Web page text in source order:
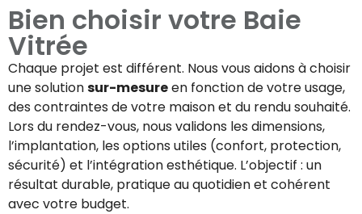
Bien choisir votre Baie
Vitrée
Chaque projet est différent. Nous vous aidons à choisir
une solutionsur-mesureen fonction de votre usage,
des contraintes de votre maison et du rendu souhaité.
Lors du rendez-vous, nous validons les dimensions,
l’implantation, les options utiles (confort, protection,
sécurité) et l’intégration esthétique. L’objectif : un
résultat durable, pratique au quotidien et cohérent
avec votre budget.